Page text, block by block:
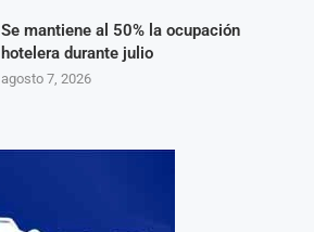
Se mantiene al 50% la ocupación
hotelera durante julio
agosto 7, 2026